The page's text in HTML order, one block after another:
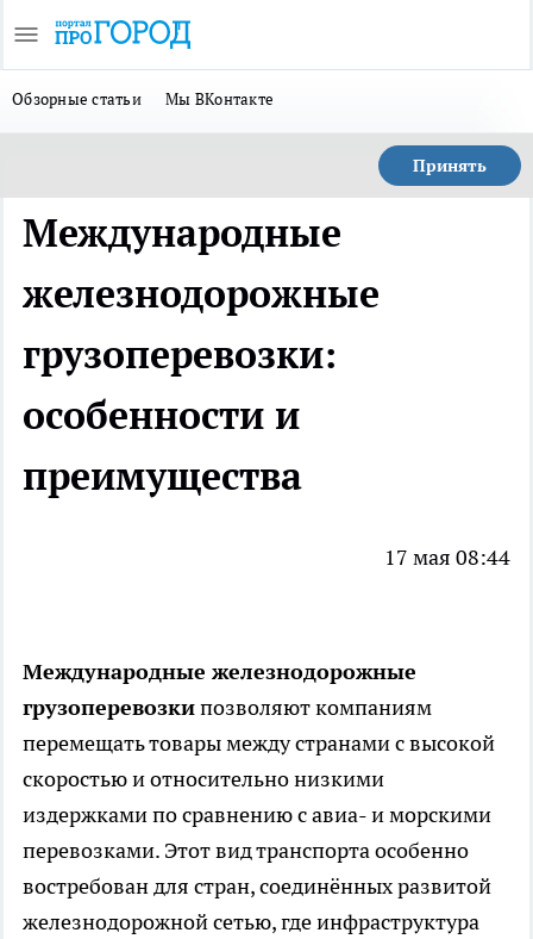
Обзорные статьи Мы ВКонтакте
Принять
Международные
железнодорожные
грузоперевозки:
особенности и
преимущества
17 мая 08:44
Международные железнодорожные
грузоперевозкипозволяют компаниям
перемещать товары между странами с высокой
скоростью и относительно низкими
издержками по сравнению с авиа- и морскими
перевозками. Этот вид транспорта особенно
востребован для стран, соединённых развитой
железнодорожной сетью, где инфраструктура